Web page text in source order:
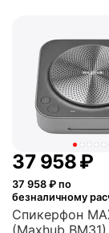
37 958₽
37 958 ₽ по
безналичному
Спикерфон